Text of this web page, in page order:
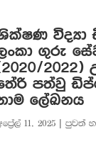
විද්‍යා
ගුරු
පත්වු
ලේඛනය
11, 2025| පුවත්